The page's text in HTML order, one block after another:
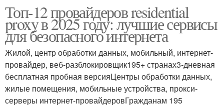
Топ-12 провайдеров residential
proxy в 2025 году: лучшие сервисы
для безопасного интернета
Жилой, центр обработки данных, мобильный, интернет-
провайдер, веб-разблокировщик195+ странах3-дневная
бесплатная пробная версияЦентры обработки данных,
жилые помещения, мобильные устройства, прокси-
серверы интернет-провайдеровГражданам 195